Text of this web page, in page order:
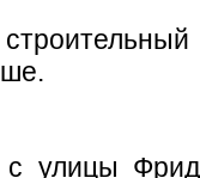
улицы